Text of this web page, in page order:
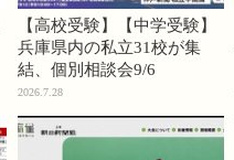
【高校受験】【中学受験】
兵庫県内の私立31校が集
結、個別相談会9/6
2026.7.28